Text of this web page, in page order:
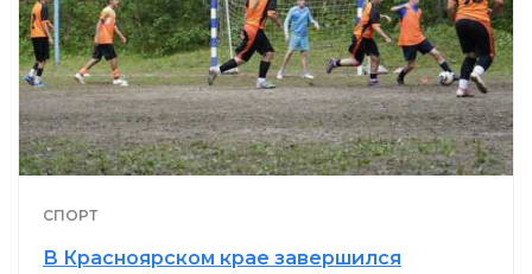
СПОРТ
В Красноярском крае завершился